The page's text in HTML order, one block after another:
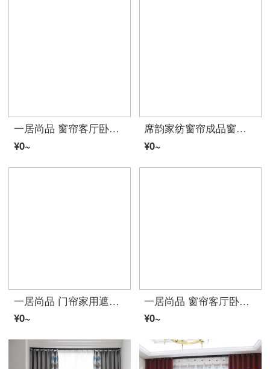
一居尚品 窗帘客厅卧室简约现代小清新遮光落地窗公主风儿童绣花成品特价窗帘布 宽2.0米高2.7米挂钩款单片
¥0~
席韵家纺窗帘成品窗帘隔热防晒遮光 定制加厚落地仿亚麻素色客厅卧室窗帘布全国免费测量/安装 M天鹅绒麻三色拼接(70%-85%遮光)-多色可选 定做宽1米*高2.7米单价（纳米环）可改高
¥0~
一居尚品 门帘家用遮光布艺卧室隔断帘卫生间半帘卡通装饰挂帘子 对开式宽1米高1.7米送门帘伸缩杆
¥0~
一居尚品 窗帘客厅卧室简约现代小清新遮光落地窗公主风儿童绣花成品特价窗帘布 宽2.0米高2.7米挂钩款单片
¥0~